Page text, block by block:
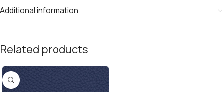
Additional information
Related products